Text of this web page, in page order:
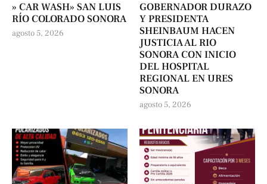
» CAR WASH» SAN LUIS
RÍO COLORADO SONORA
agosto 5, 2026
GOBERNADOR DURAZO
Y PRESIDENTA
SHEINBAUM HACEN
JUSTICIA AL RIO
SONORA CON INICIO
DEL HOSPITAL
REGIONAL EN URES
SONORA
agosto 5, 2026